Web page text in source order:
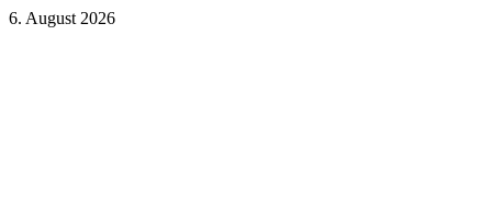
6. August 2026